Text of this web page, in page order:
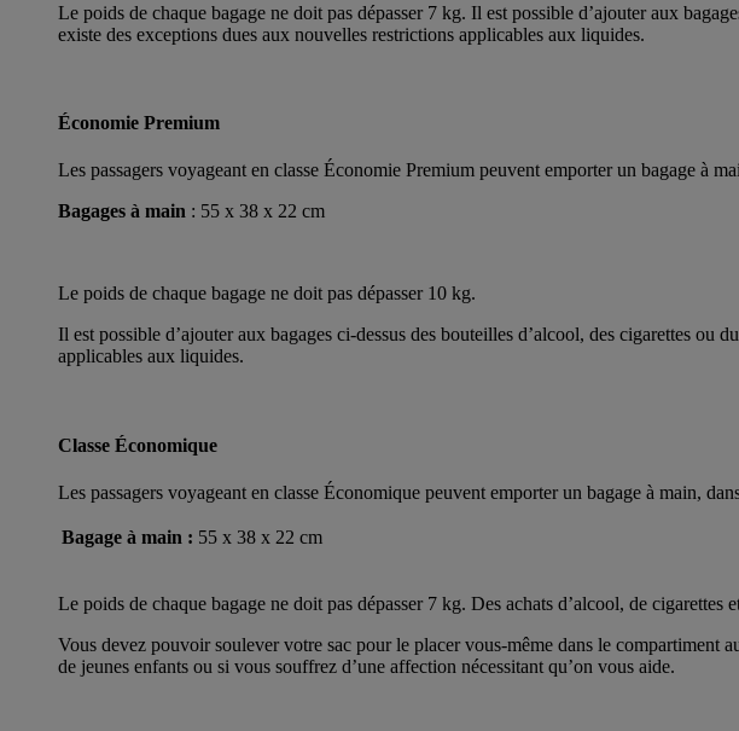
Le poids de chaque bagage ne doit pas dépasser 7 kg. Il est possible d’ajouter aux
existe des exceptions dues aux nouvelles restrictions applicables aux liquides.
Économie Premium
Les passagers voyageant en classe Économie Premium peuvent emporter un bagage à
Bagages à main : 55 x 38 x 22 cm
Le poids de chaque bagage ne doit pas dépasser 10 kg.
Il est possible d’ajouter aux bagages ci-dessus des bouteilles d’alcool, des cigarettes ou
applicables aux liquides.
Classe Économique
Les passagers voyageant en classe Économique peuvent emporter un bagage à main,
Bagage à main : 55 x 38 x 22 cm
Le poids de chaque bagage ne doit pas dépasser 7 kg. Des achats d’alcool, de
Vous devez pouvoir soulever votre sac pour le placer vous-même dans le compartiment
de jeunes enfants ou si vous souffrez d’une affection nécessitant qu’on vous aide.